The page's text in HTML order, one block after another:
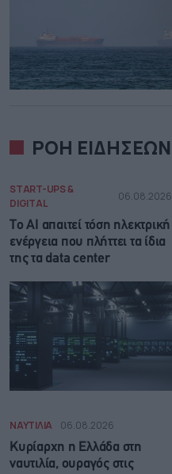
ΡΟΗ ΕΙΔΗΣΕΩΝ
START-UPS &
DIGITAL
06.08.2026
Το AI απαιτεί τόση ηλεκτρική
ενέργεια που πλήττει τα ίδια
της τα data center
ΝΑΥΤΙΛΙΑ 06.08.2026
Κυρίαρχη η Ελλάδα στη
ναυτιλία, ουραγός στις